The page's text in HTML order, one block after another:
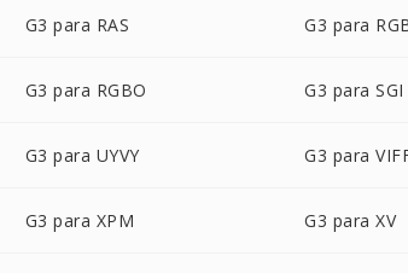
G3 para RAS G3 para
G3 para RGBO G3 para SGI
G3 para UYVY G3 para
G3 para XPM G3 para XV